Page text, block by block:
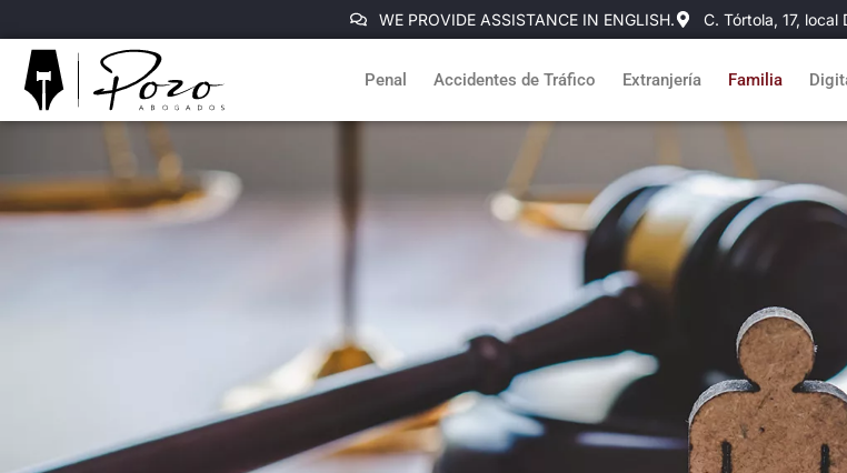
WE PROVIDE ASSISTANCE IN ENGLISH. C. Tórtola, 17, local
Penal Accidentes de Tráfico Extranjería Familia